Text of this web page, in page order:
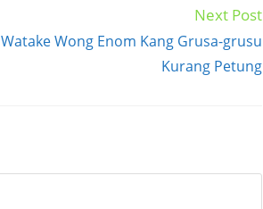
Next Post
Watake Wong Enom Kang Grusa-grusu
Kurang Petung